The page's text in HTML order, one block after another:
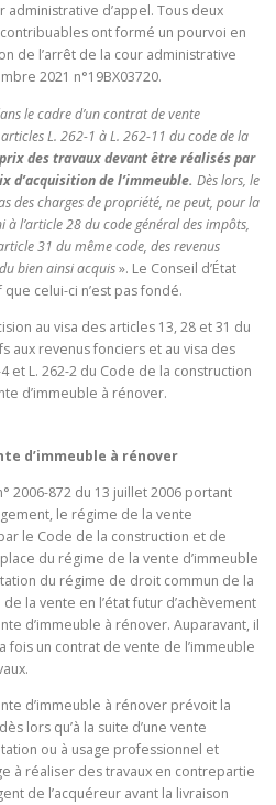
d’appel. Tous deux
ont formé un pourvoi en
de l’arrêt de la cour administrative
2021 n°19BX03720.
le cadre d’un contrat de vente
L. 262-1 à L. 262-11 du code de la
des travaux devant être réalisés par
d’acquisition de l’immeuble. Dès lors, le
des charges de propriété, ne peut, pour la
l’article 28 du code général des impôts,
31 du même code, des revenus
bien ainsi acquis». Le Conseil d’État
celui-ci n’est pas fondé.
au visa des articles 13, 28 et 31 du
aux revenus fonciers et au visa des
4 et L. 262-2 du Code de la construction
d’immeuble à rénover.
d’immeuble à rénover
2006-872 du 13 juillet 2006 portant
le régime de la vente
le Code de la construction et de
du régime de la vente d’immeuble
du régime de droit commun de la
la vente en l’état futur d’achèvement
d’immeuble à rénover. Auparavant, il
fois un contrat de vente de l’immeuble
d’immeuble à rénover prévoit la
lors qu’à la suite d’une vente
ou à usage professionnel et
à réaliser des travaux en contrepartie
de l’acquéreur avant la livraison